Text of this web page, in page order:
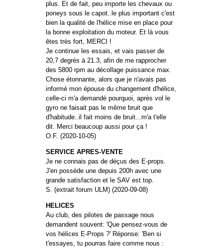
plus. Et de fait, peu importe les chevaux ou
poneys sous le capot..le plus important c'est
bien la qualité de l'hélice mise en place pour
la bonne exploitation du moteur. Et là vous
êtes très fort, MERCI !
Je continue les essais, et vais passer de
20,7 degrés à 21.3, afin de me rapprocher
des 5800 rpm au décollage puissance max.
Chose étonnante, alors que je n'avais pas
informé mon épouse du changement d'hélice,
celle-ci m'a demandé pourquoi, après vol le
gyro ne faisait pas le même bruit que
d'habitude..il fait moins de bruit...m'a t'elle
dit. Merci beaucoup aussi pour ça !
O.F. (2020-10-05)
SERVICE APRES-VENTE
Je ne connais pas de déçus des E-props.
J'en possède une depuis 200h avec une
grande satisfaction et le SAV est top.
S. (extrait forum ULM) (2020-09-08)
HELICES
Au club, des pilotes de passage nous
demandent souvent: 'Que pensez-vous de
vos hélices E-Props ?' Réponse: 'Ben si
t'essayes, tu pourras faire comme nous :